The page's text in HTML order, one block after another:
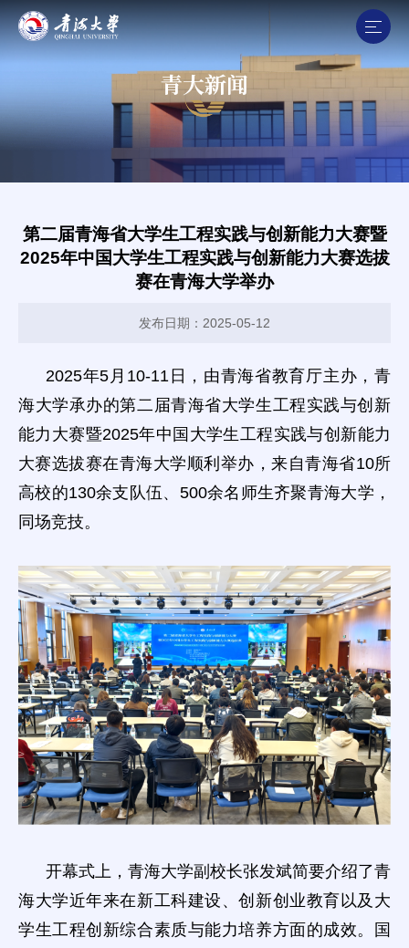
青大新闻
第二届青海省大学生工程实践与创新能力大赛暨
2025年中国大学生工程实践与创新能力大赛选拔
赛在青海大学举办
发布日期：2025-05-12
2025年5月10-11日，由青海省教育厅主办，青
海大学承办的第二届青海省大学生工程实践与创新
能力大赛暨2025年中国大学生工程实践与创新能力
大赛选拔赛在青海大学顺利举办，来自青海省10所
高校的130余支队伍、500余名师生齐聚青海大学，
同场竞技。
开幕式上，青海大学副校长张发斌简要介绍了青
海大学近年来在新工科建设、创新创业教育以及大
学生工程创新综合素质与能力培养方面的成效。国